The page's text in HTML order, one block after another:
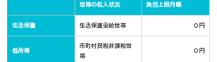
世帯の収入状況 負担上限月額
生活保護 生活保護受給世帯 ０円
低所得
市町村民税非課税世
帯
０円